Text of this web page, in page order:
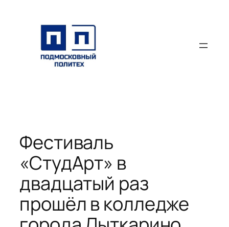
содержимому
Фестиваль
«СтудАрт» в
двадцатый раз
прошёл в колледже